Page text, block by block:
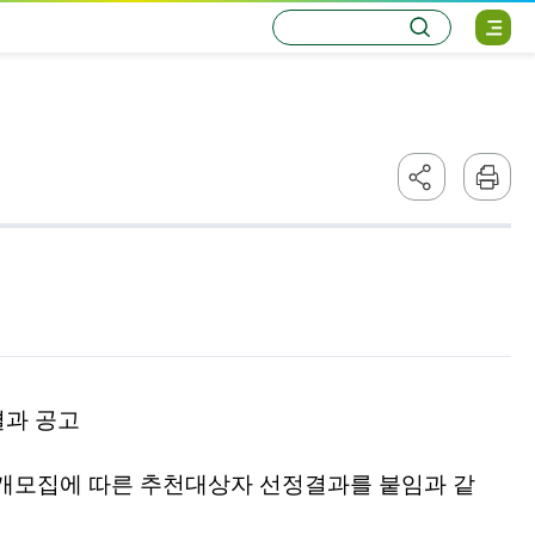
합
검
사
기
페
지
본
인
공고
모집에 따른 추천대상자 선정결과를 붙임과 같